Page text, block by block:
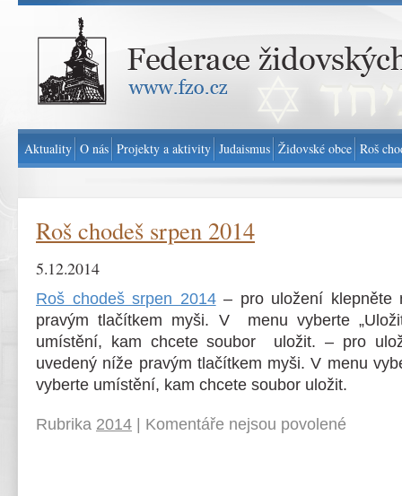
Federace židovských obcí v ČR - www.fzo.cz
Roš chodeš srpen 2014
5.12.2014
Roš chodeš srpen 2014– pro uložení klepněte
pravým tlačítkem myši. V menu vyberte
umístění, kam chcete soubor uložit. – pro
uvedený níže pravým tlačítkem myši. V menu
vyberte umístění, kam chcete soubor uložit.
Rubrika 2014 Komentáře nejsou povolené
Aktuality O nás Projekty a aktivity Judaismus Židovské obce Roš